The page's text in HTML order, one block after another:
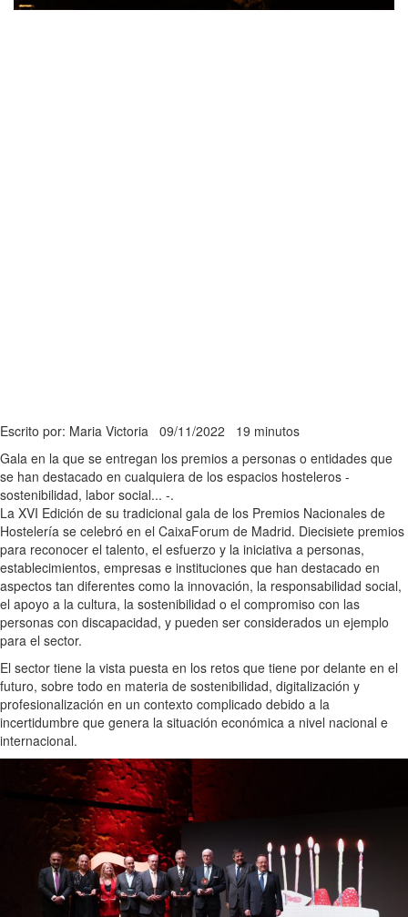
Escrito por: Maria Victoria 09/11/2022 19 minutos
Gala en la que se entregan los premios a personas o entidades que
se han destacado en cualquiera de los espacios hosteleros -
sostenibilidad, labor social... -.
La XVI Edición de su tradicional gala de los Premios Nacionales de
Hostelería se celebró en el CaixaForum de Madrid. Diecisiete premios
para reconocer el talento, el esfuerzo y la iniciativa a personas,
establecimientos, empresas e instituciones que han destacado en
aspectos tan diferentes como la innovación, la responsabilidad social,
el apoyo a la cultura, la sostenibilidad o el compromiso con las
personas con discapacidad, y pueden ser considerados un ejemplo
para el sector.
El sector tiene la vista puesta en los retos que tiene por delante en el
futuro, sobre todo en materia de sostenibilidad, digitalización y
profesionalización en un contexto complicado debido a la
incertidumbre que genera la situación económica a nivel nacional e
internacional.